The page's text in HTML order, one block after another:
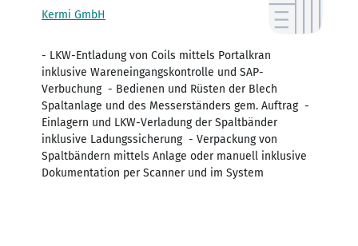
Kermi GmbH
- LKW-Entladung von Coils mittels Portalkran
inklusive Wareneingangskontrolle und SAP-
Verbuchung - Bedienen und Rüsten der Blech
Spaltanlage und des Messerständers gem. Auftrag -
Einlagern und LKW-Verladung der Spaltbänder
inklusive Ladungssicherung - Verpackung von
Spaltbändern mittels Anlage oder manuell inklusive
Dokumentation per Scanner und im System